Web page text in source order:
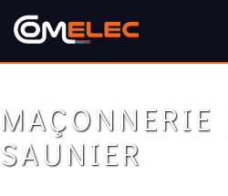
Panneau de gestion des cookies
SAUNIER